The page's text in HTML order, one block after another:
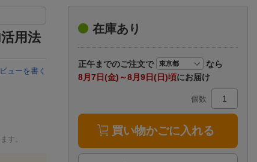
エンタメニュース
推し楽
用法
ューを書く
す。
在庫あり
正午までのご注文で
なら
8月7日(金)～8月9日(日)頃にお届け
個数
買い物かごに入れる